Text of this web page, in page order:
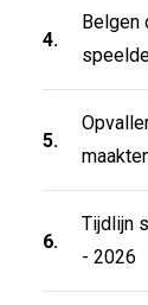
4.
Belgen
5.
6.
Tijdlijn
- 2026